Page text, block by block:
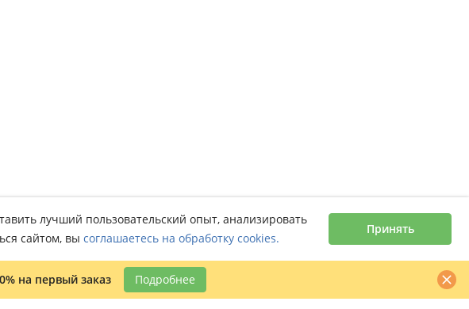
на первый заказ Подробнее
лучший пользовательский опыт, анализировать
сайтом, вы соглашаетесь на обработку cookies.
Принять